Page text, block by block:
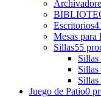
Escritorios
Mesas para
Sillas55
Sillas
Sillas
Juego de Patio0